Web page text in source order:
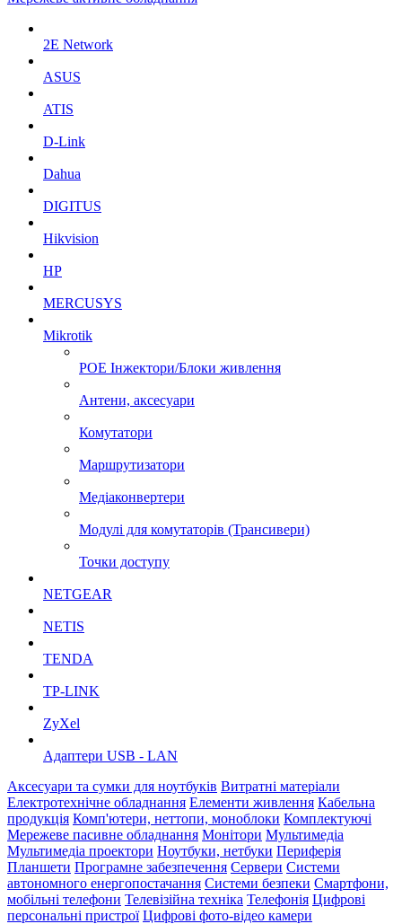
2E Network
ASUS
ATIS
D-Link
Dahua
DIGITUS
Hikvision
HP
MERCUSYS
Mikrotik
POE Інжектори/Блоки живлення
Антени, аксесуари
Комутатори
Маршрутизатори
Медіаконвертери
Модулі для комутаторів (Трансивери)
Точки доступу
NETGEAR
NETIS
TENDA
TP-LINK
ZyXel
Адаптери USB - LAN
Аксесуари та сумки для ноутбуків Витратні матеріали
Електротехнічне обладнання Елементи живлення Кабельна
продукція Комп'ютери, неттопи, моноблоки Комплектуючі
Мережеве пасивне обладнання Монітори Мультимедіа
Мультимедіа проектори Ноутбуки, нетбуки Периферія
Планшети Програмне забезпечення Сервери Системи
автономного енергопостачання Системи безпеки Смартфони,
мобільні телефони Телевізійна техніка Телефонія Цифрові
персональні пристрої Цифрові фото-відео камери